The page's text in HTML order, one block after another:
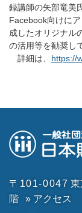
録講師の矢部竜美
Facebook向けに
成したオリジナル
の活用等を勧奨し
詳細は、 https://
〒101-0047 東
階
» アクセス